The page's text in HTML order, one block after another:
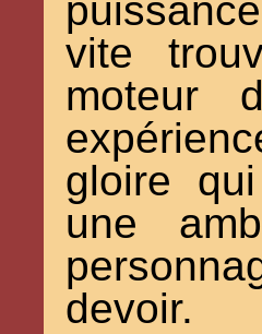
vite
moteur
gloire
une
devoir.